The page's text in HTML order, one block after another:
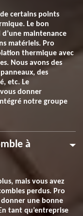
certains points
Le bon
maintenance
matériels. Pro
thermique avec
Nous avons des
des
etc. Le
donner
notre groupe
à
mais vous avez
perdus. Pro
une bonne
tant qu’entreprise